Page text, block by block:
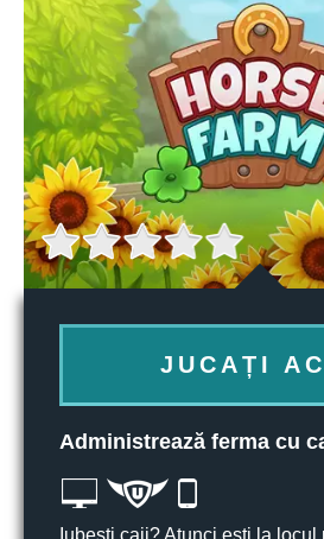
JUCAȚI
Administrează ferma cu
Iubești caii? Atunci ești la locul